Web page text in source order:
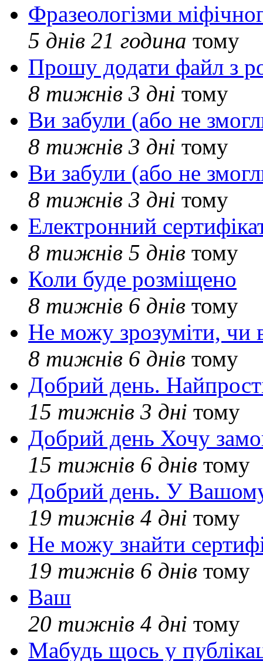
Фразеологізми
5 днів 21 година тому
Прошу додати файл з
8 тижнів 3 дні тому
Ви забули (або не
8 тижнів 3 дні тому
Ви забули (або не
8 тижнів 3 дні тому
Електронний
8 тижнів 5 днів тому
Коли буде розміщено
8 тижнів 6 днів тому
Не можу зрозуміти, чи
8 тижнів 6 днів тому
Добрий день.
15 тижнів 3 дні тому
Добрий день Хочу
15 тижнів 6 днів тому
Добрий день. У Вашому
19 тижнів 4 дні тому
Не можу знайти
19 тижнів 6 днів тому
Ваш
20 тижнів 4 дні тому
Мабудь щось у